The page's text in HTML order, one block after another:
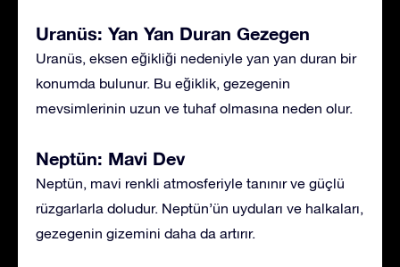
Uranüs: Yan Yan Duran Gezegen
Uranüs, eksen eğikliği nedeniyle yan yan duran bir
konumda bulunur. Bu eğiklik, gezegenin
mevsimlerinin uzun ve tuhaf olmasına neden olur.
Neptün: Mavi Dev
Neptün, mavi renkli atmosferiyle tanınır ve güçlü
rüzgarlarla doludur. Neptün’ün uyduları ve halkaları,
gezegenin gizemini daha da artırır.